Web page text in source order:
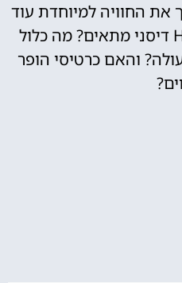
את החוויה למיוחדת עוד
למי כרטיס Hopper דיסני מתאים? מה כלול
והאם כרטיסי הופר